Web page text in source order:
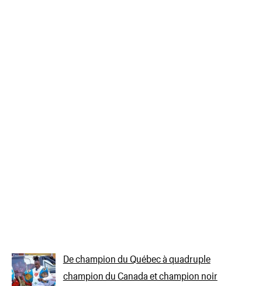
De champion du Québec à quadruple
champion du Canada et champion noir